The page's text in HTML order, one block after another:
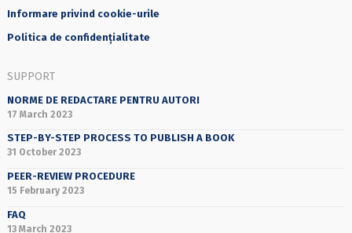
Informare privind cookie-urile
Politica de confidențialitate
SUPPORT
NORME DE REDACTARE PENTRU AUTORI
17 March 2023
STEP-BY-STEP PROCESS TO PUBLISH A BOOK
31 October 2023
PEER-REVIEW PROCEDURE
15 February 2023
FAQ
13 March 2023